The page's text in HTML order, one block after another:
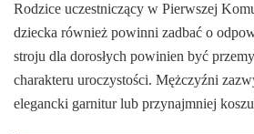
Rodzice uczestniczący w Pierwszej
dziecka również powinni zadbać o
stroju dla dorosłych powinien być
charakteru uroczystości. Mężczyźni
elegancki garnitur lub przynajmniej